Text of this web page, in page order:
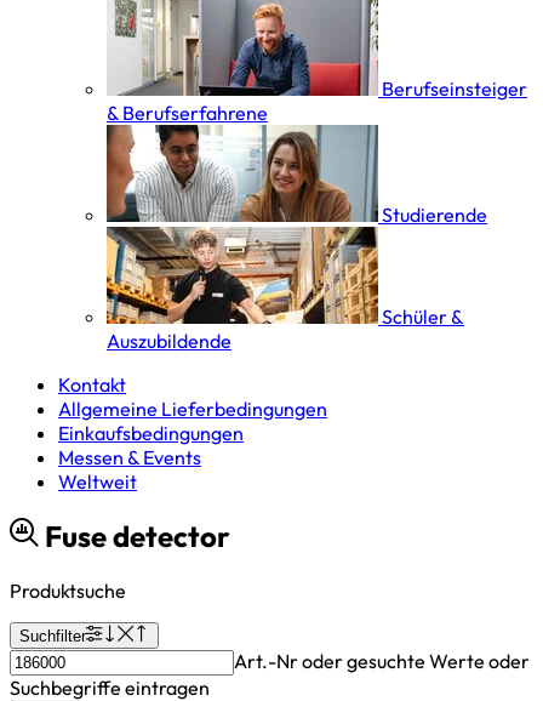
Berufseinsteiger
& Berufserfahrene
Studierende
Schüler &
Auszubildende
Kontakt
Allgemeine Lieferbedingungen
Einkaufsbedingungen
Messen & Events
Weltweit
Fuse detector
Produktsuche
Suchfilter
Art.-Nr oder gesuchte Werte oder
Suchbegriffe eintragen